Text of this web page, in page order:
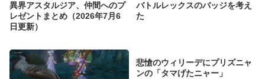
異界アスタルジア、仲間へのプ
レゼントまとめ（2026年7月6
日更新）
バトルレックスのバッジを考え
た
悲愴のウィリーデにプリズニャ
ンの「タマげたニャー」